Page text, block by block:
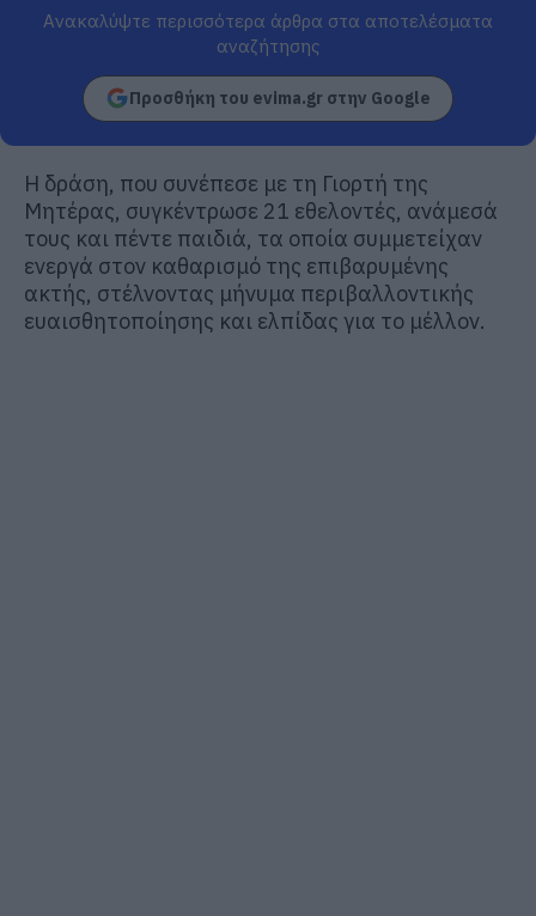
Ανακαλύψτε περισσότερα άρθρα στα αποτελέσματα
αναζήτησης
Προσθήκη του evima.gr στην Google
Η δράση, που συνέπεσε με τη Γιορτή της
Μητέρας, συγκέντρωσε 21 εθελοντές, ανάμεσά
τους και πέντε παιδιά, τα οποία συμμετείχαν
ενεργά στον καθαρισμό της επιβαρυμένης
ακτής, στέλνοντας μήνυμα περιβαλλοντικής
ευαισθητοποίησης και ελπίδας για το μέλλον.